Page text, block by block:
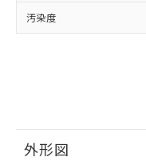
汚染度
外形図
登録さ
の共同利
※3 非含有
るもので、過